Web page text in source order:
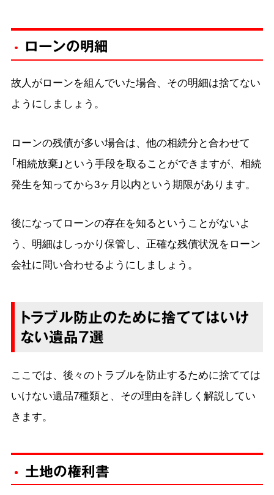
ローンの明細
故人がローンを組んでいた場合、その明細は捨てない
ようにしましょう。
ローンの残債が多い場合は、他の相続分と合わせて
「相続放棄」という手段を取ることができますが、相続
発生を知ってから3ヶ月以内という期限があります。
後になってローンの存在を知るということがないよ
う、明細はしっかり保管し、正確な残債状況をローン
会社に問い合わせるようにしましょう。
トラブル防止のために捨ててはいけ
ない遺品7選
ここでは、後々のトラブルを防止するために捨てては
いけない遺品7種類と、その理由を詳しく解説してい
きます。
土地の権利書